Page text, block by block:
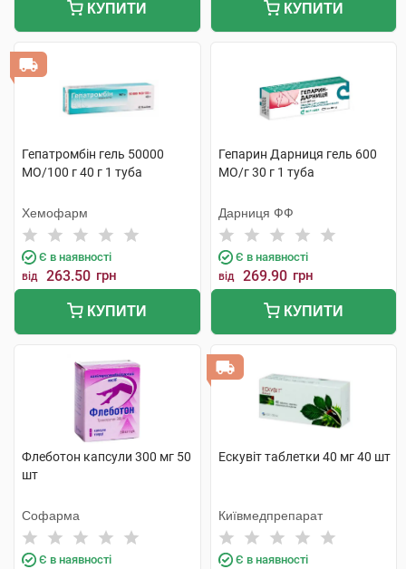
КУПИТИ КУПИТИ
Гепатромбін гель 50000
МО/100 г 40 г 1 туба
Хемофарм
Є в наявності
від 263.50 грн
КУПИТИ
Гепарин Дарниця гель 600
МО/г 30 г 1 туба
Дарниця ФФ
Є в наявності
від 269.90 грн
КУПИТИ
Флеботон капсули 300 мг 50
шт
Софарма
Є в наявності
Ескувіт таблетки 40 мг 40 шт
Київмедпрепарат
Є в наявності